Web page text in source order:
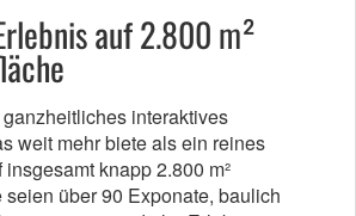
auf 2.800 m²
interaktives
weit mehr biete als ein reines
knapp 2.800 m²
über 90 Exponate, baulich